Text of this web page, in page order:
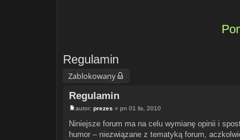
Regulamin
Zablokowany
Regulamin
s
t
autor: prezes » pn 01 lis, 2010
Niniejsze forum ma na celu wymianę opinii i
humor – niezwiązane z tematyką forum,